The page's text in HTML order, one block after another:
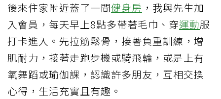
後來住家附近蓋了一間健身房 ，我與先生加
入會員，每天早上8點多帶著毛巾、穿運動服
打卡進入。先拉筋鬆骨，接著負重訓練，增
肌耐力，接著走跑步機或騎飛輪，或是上有
氧舞蹈或瑜伽課，認識許多朋友，互相交換
心得，生活充實且有趣。